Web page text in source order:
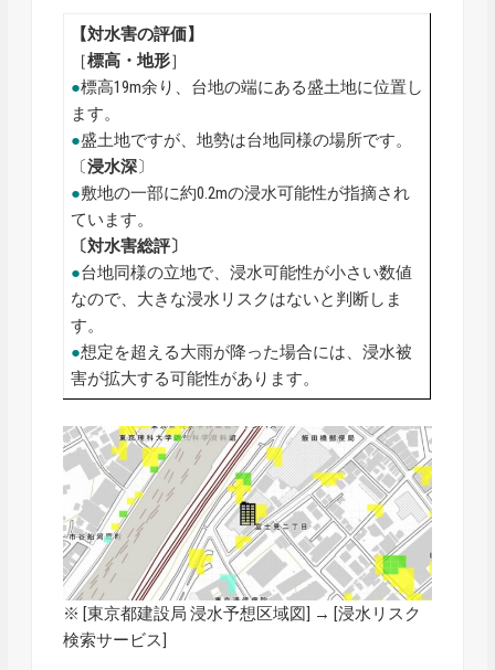
【対水害の評価】
［標高・地形］
●標高19m余り、台地の端にある盛土地に位置し
ます。
●盛土地ですが、地勢は台地同様の場所です。
〔浸水深〕
●敷地の一部に約0.2mの浸水可能性が指摘され
ています。
〔対水害総評〕
●台地同様の立地で、浸水可能性が小さい数値
なので、大きな浸水リスクはないと判断しま
す。
●想定を超える大雨が降った場合には、浸水被
害が拡大する可能性があります。
※ [東京都建設局 浸水予想区域図] → [浸水リスク
検索サービス]